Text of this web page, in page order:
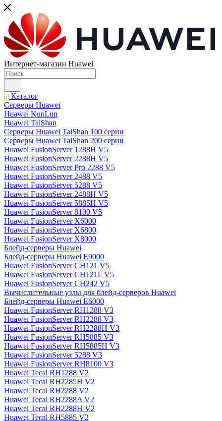
Интернет-магазин Huawei
Каталог
Серверы Huawei
Huawei KunLun
Huawei TaiShan
Серверы Huawei TaiShan 100 серии
Серверы Huawei TaiShan 200 серии
Huawei FusionServer 1288H V5
Huawei FusionServer 2288H V5
Huawei FusionServer Pro 2288 V5
Huawei FusionServer 2488 V5
Huawei FusionServer 5288 V5
Huawei FusionServer 2488H V5
Huawei FusionServer 5885H V5
Huawei FusionServer 8100 V5
Huawei FusionServer X6000
Huawei FusionServer X6800
Huawei FusionServer X8000
Блейд-серверы Huawei
Блейд-серверы Huawei E9000
Huawei FusionServer CH121 V5
Huawei FusionServer CH121L V5
Huawei FusionServer CH242 V5
Вычислительные узлы для блейд-серверов Huawei
Блейд-серверы Huawei E6000
Huawei FusionServer RH1288 V3
Huawei FusionServer RH2288 V3
Huawei FusionServer RH2288H V3
Huawei FusionServer RH5885 V3
Huawei FusionServer RH5885H V3
Huawei FusionServer 5288 V3
Huawei FusionServer RH8100 V3
Huawei Tecal RH1288 V2
Huawei Tecal RH2285H V2
Huawei Tecal RH2288 V2
Huawei Tecal RH2288A V2
Huawei Tecal RH2288H V2
Huawei Tecal RH5885 V2